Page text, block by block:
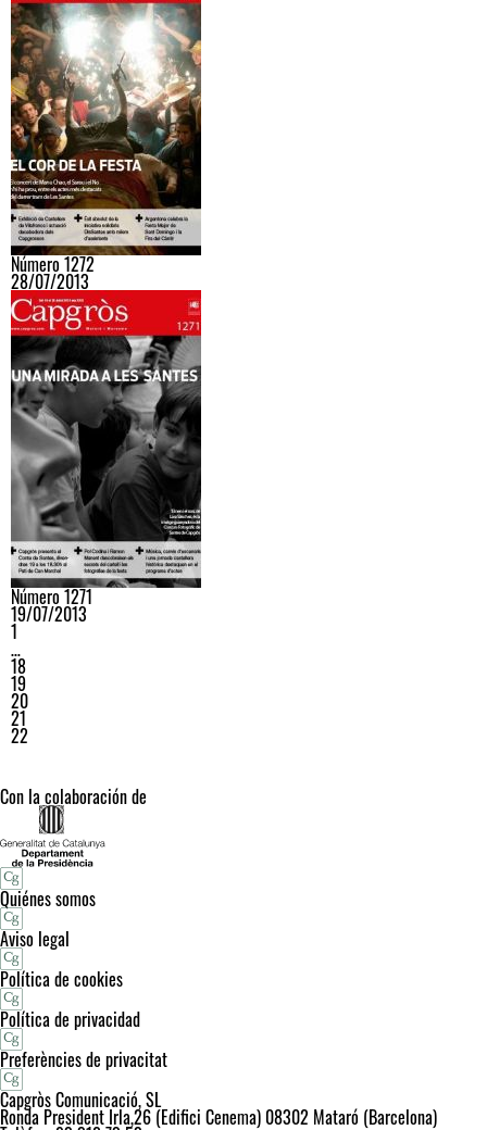
Número 1272
28/07/2013
Número 1271
19/07/2013
1
…
18
19
20
21
22
Con la colaboración de
Quiénes somos
Aviso legal
Política de cookies
Política de privacidad
Preferències de privacitat
Capgròs Comunicació, SL
Ronda President Irla,26 (Edifici Cenema) 08302 Mataró (Barcelona)